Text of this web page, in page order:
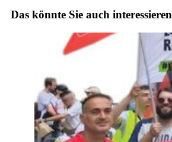
Das könnte Sie auch interessieren